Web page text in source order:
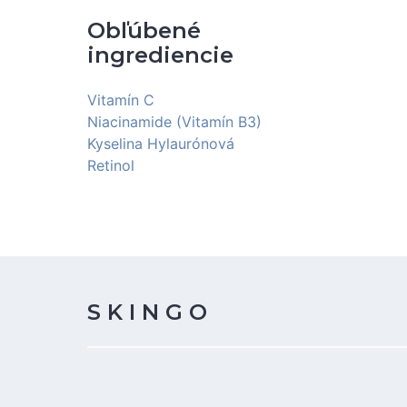
Obľúbené
ingrediencie
Vitamín C
Niacinamide (Vitamín B3)
Kyselina Hylaurónová
Retinol
S K I N G O